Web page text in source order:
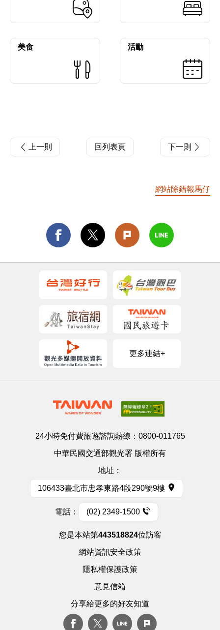
美食 活動
上一則 回列表頁 下一則
網站除錯報馬仔
更多連結+
24小時免付費旅遊諮詢熱線： 0800-011765
中華民國交通部觀光署 版權所有
地址：
106433臺北市忠孝東路4段290號9樓
電話： (02) 2349-1500
您是本站第443518824位訪客
網站資訊安全政策
隱私權保護政策
意見信箱
分享給更多的好友知道